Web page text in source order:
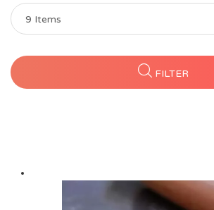
9 Items
FILTER